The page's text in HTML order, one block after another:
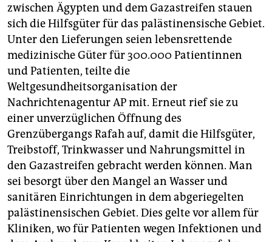
zwischen Ägypten und dem Gazastreifen stauen
sich die Hilfsgüter für das palästinensische Gebiet.
Unter den Lieferungen seien lebensrettende
medizinische Güter für 300.000 Patientinnen
und Patienten, teilte die
Weltgesundheitsorganisation der
Nachrichtenagentur AP mit. Erneut rief sie zu
einer unverzüglichen Öffnung des
Grenzübergangs Rafah auf, damit die Hilfsgüter,
Treibstoff, Trinkwasser und Nahrungsmittel in
den Gazastreifen gebracht werden können. Man
sei besorgt über den Mangel an Wasser und
sanitären Einrichtungen in dem abgeriegelten
palästinensischen Gebiet. Dies gelte vor allem für
Kliniken, wo für Patienten wegen Infektionen und